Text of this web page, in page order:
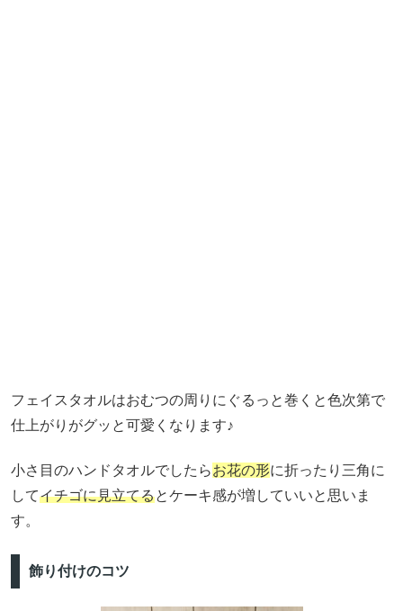
フェイスタオルはおむつの周りにぐるっと巻くと色次第で
仕上がりがグッと可愛くなります♪
小さ目のハンドタオルでしたらお花の形に折ったり三角に
してイチゴに見立てるとケーキ感が増していいと思いま
す。
飾り付けのコツ